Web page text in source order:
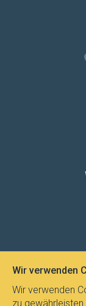
Wir verwenden
Wir verwenden
zu